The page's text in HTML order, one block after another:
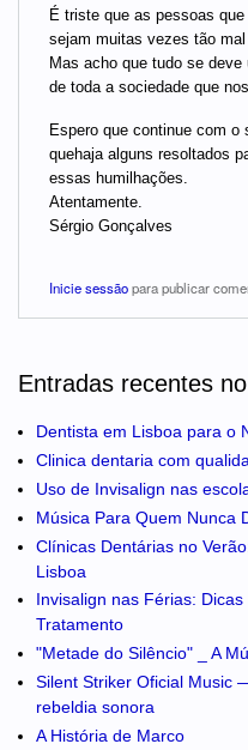
É triste que as pessoas
sejam muitas vezes tão
Mas acho que tudo se
de toda a sociedade que
Espero que continue com
quehaja alguns resoltados
essas humilhações.
Atentamente.
Sérgio Gonçalves
Inicie sessãopara publicar
Entradas recentes
Dentista em Lisboa para o
Clinica dentaria com
Uso de Invisalign nas
Música Para Quem Nunca
Clínicas Dentárias no
Lisboa
Invisalign nas Férias:
Tratamento
"Metade do Silêncio" _ A
Silent Striker Oficial Music
rebeldia sonora
A História de Marco